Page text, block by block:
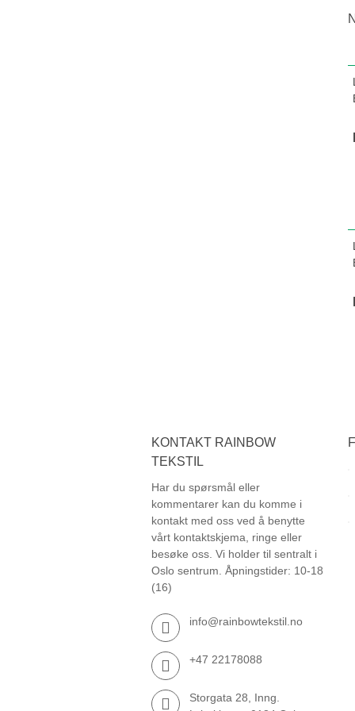
KONTAKT RAINBOW
TEKSTIL
Har du spørsmål eller
kommentarer kan du komme i
kontakt med oss ved å benytte
vårt kontaktskjema, ringe eller
besøke oss. Vi holder til sentralt i
Oslo sentrum. Åpningstider: 10-18
(16)
info@rainbowtekstil.no
+47 22178088
Storgata 28, Inng.